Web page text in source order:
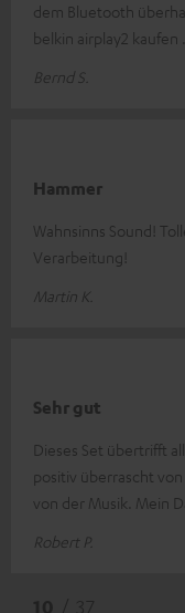
dem Bluetooth
belkin airplay2 kaufen
Bernd S.
Hammer
Wahnsinns Sound!
Verarbeitung!
Martin K.
Sehr gut
Dieses Set übertrifft
positiv überrascht
von der Musik. Mein
Robert P.